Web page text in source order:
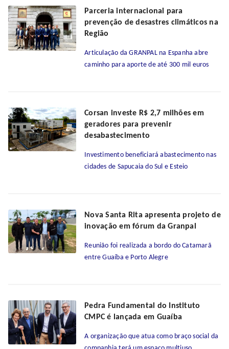
Parceria internacional para
prevenção de desastres climáticos na
Região
Articulação da GRANPAL na Espanha abre
caminho para aporte de até 300 mil euros
Corsan investe R$ 2,7 milhões em
geradores para prevenir
desabastecimento
Investimento beneficiará abastecimento nas
cidades de Sapucaia do Sul e Esteio
Nova Santa Rita apresenta projeto de
inovação em fórum da Granpal
Reunião foi realizada a bordo do Catamarã
entre Guaíba e Porto Alegre
Pedra Fundamental do Instituto
CMPC é lançada em Guaíba
A organização que atua como braço social da